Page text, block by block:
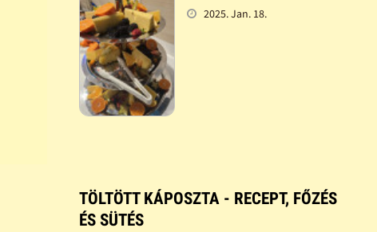
2025. Jan. 18.
TÖLTÖTT KÁPOSZTA - RECEPT, FŐZÉS
ÉS SÜTÉS